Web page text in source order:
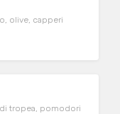
olive, capperi
tropea, pomodori